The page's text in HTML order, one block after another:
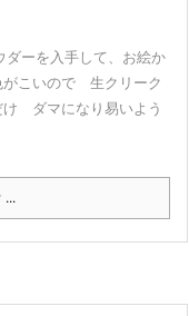
ダーを入手して、お絵か
がこいので 生クリーク
ダマになり易いよう
...